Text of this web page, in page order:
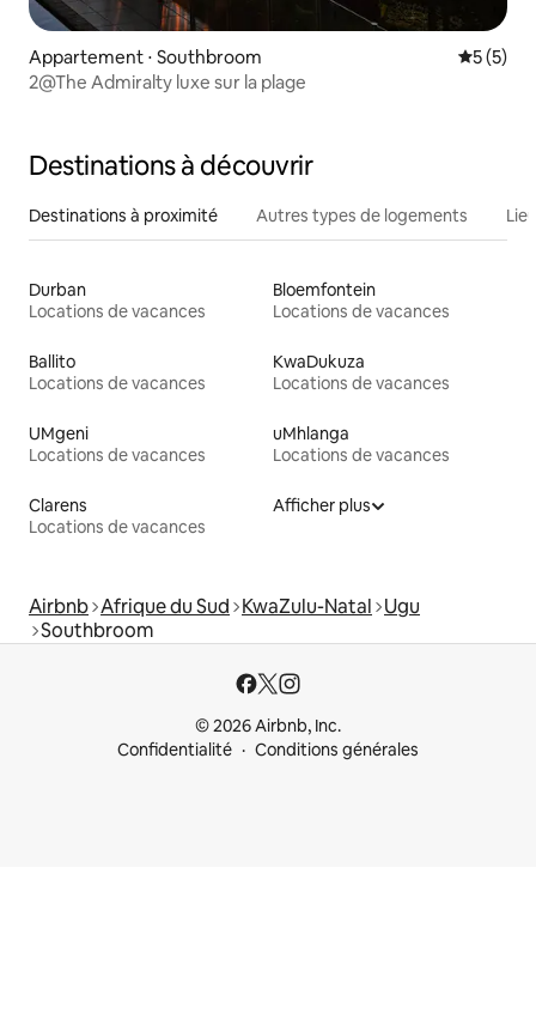
Appartement ⋅ Southbroom
5 (5)
2@The Admiralty luxe sur la plage
Destinations à découvrir
Destinations à proximité Autres types de logements
Durban
Locations de vacances
Bloemfontein
Locations de vacances
Ballito
Locations de vacances
KwaDukuza
Locations de vacances
UMgeni
Locations de vacances
uMhlanga
Locations de vacances
Clarens
Locations de vacances
Afficher plus
Airbnb Afrique du Sud KwaZulu-Natal Ugu
Southbroom
© 2026 Airbnb, Inc.
Confidentialité
Conditions générales